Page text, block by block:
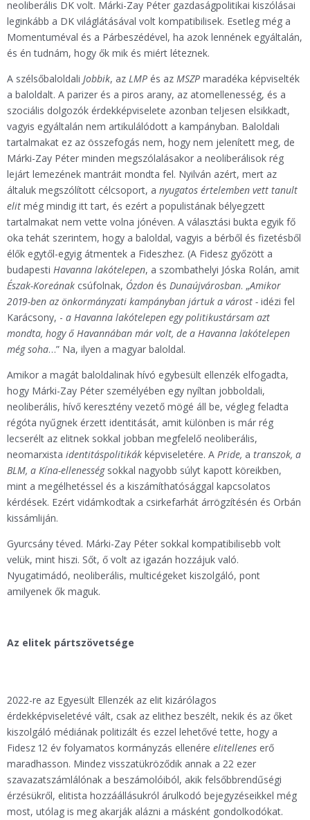
neoliberális DK volt. Márki-Zay Péter gazdaságpolitikai kiszólásai
leginkább a DK világlátásával volt kompatibilisek. Esetleg még a
Momentuméval és a Párbeszédével, ha azok lennének egyáltalán,
és én tudnám, hogy ők mik és miért léteznek.
A szélsőbaloldali Jobbik, az LMP és az MSZP maradéka képviselték
a baloldalt. A parizer és a piros arany, az atomellenesség, és a
szociális dolgozók érdekképviselete azonban teljesen elsikkadt,
vagyis egyáltalán nem artikulálódott a kampányban. Baloldali
tartalmakat ez az összefogás nem, hogy nem jelenített meg, de
Márki-Zay Péter minden megszólalásakor a neoliberálisok rég
lejárt lemezének mantráit mondta fel. Nyilván azért, mert az
általuk megszólított célcsoport, a nyugatos értelemben vett tanult
elit még mindig itt tart, és ezért a populistának bélyegzett
tartalmakat nem vette volna jónéven. A választási bukta egyik fő
oka tehát szerintem, hogy a baloldal, vagyis a bérből és fizetésből
élők egytől-egyig átmentek a Fideszhez. (A Fidesz győzött a
budapesti Havanna lakótelepen, a szombathelyi Jóska Rolán, amit
Észak-Koreának csúfolnak, Ózdon és Dunaújvárosban. „Amikor
2019-ben az önkormányzati kampányban jártuk a várost - idézi fel
Karácsony, - a Havanna lakótelepen egy politikustársam azt
mondta, hogy ő Havannában már volt, de a Havanna lakótelepen
még soha…” Na, ilyen a magyar baloldal.
Amikor a magát baloldalinak hívó egybesült ellenzék elfogadta,
hogy Márki-Zay Péter személyében egy nyíltan jobboldali,
neoliberális, hívő keresztény vezető mögé áll be, végleg feladta
régóta nyűgnek érzett identitását, amit különben is már rég
lecserélt az elitnek sokkal jobban megfelelő neoliberális,
neomarxista identitáspolitikák képviseletére. A Pride, a transzok, a
BLM, a Kína-ellenességsokkal nagyobb súlyt kapott köreikben,
mint a megélhetéssel és a kiszámíthatósággal kapcsolatos
kérdések. Ezért vidámkodtak a csirkefarhát árrögzítésén és Orbán
kissámliján.
Gyurcsány téved. Márki-Zay Péter sokkal kompatibilisebb volt
velük, mint hiszi. Sőt, ő volt az igazán hozzájuk való.
Nyugatimádó, neoliberális, multicégeket kiszolgáló, pont
amilyenek ők maguk.
Az elitek pártszövetsége
2022-re az Egyesült Ellenzék az elit kizárólagos
érdekképviseletévé vált, csak az elithez beszélt, nekik és az őket
kiszolgáló médiának politizált és ezzel lehetővé tette, hogy a
Fidesz 12 év folyamatos kormányzás ellenére elitellenes erő
maradhasson. Mindez visszatükröződik annak a 22 ezer
szavazatszámlálónak a beszámolóiból, akik felsőbbrendűségi
érzésükről, elitista hozzáállásukról árulkodó bejegyzéseikkel még
most, utólag is meg akarják alázni a másként gondolkodókat.